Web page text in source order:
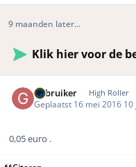
9 maanden later...
Klik hier voor de
Gebruiker High Roller
Geplaatst 16 mei 2016 10
0,05 euro .